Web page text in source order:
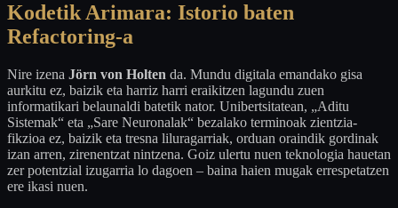
Kodetik Arimara: Istorio baten
Refactoring-a
Nire izena Jörn von Holten da. Mundu digitala emandako gisa
aurkitu ez, baizik eta harriz harri eraikitzen lagundu zuen
informatikari belaunaldi batetik nator. Unibertsitatean, „Aditu
Sistemak“ eta „Sare Neuronalak“ bezalako terminoak zientzia-
fikzioa ez, baizik eta tresna liluragarriak, orduan oraindik gordinak
izan arren, zirenentzat nintzena. Goiz ulertu nuen teknologia hauetan
zer potentzial izugarria lo dagoen – baina haien mugak errespetatzen
ere ikasi nuen.